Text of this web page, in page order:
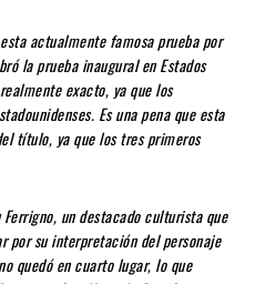
actualmente famosa prueba por
la prueba inaugural en Estados
exacto, ya que los
Es una pena que esta
título, ya que los tres primeros
un destacado culturista que
por su interpretación del personaje
quedó en cuarto lugar, lo que